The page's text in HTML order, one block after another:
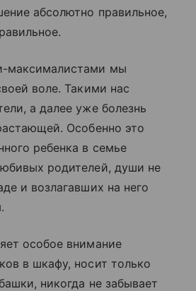
абсолютно правильное,
максималистами мы
воле. Такими нас
а далее уже болезнь
Особенно это
ребенка в семье
родителей, души не
и возлагавших на него
особое внимание
в шкафу, носит только
никогда не забывает